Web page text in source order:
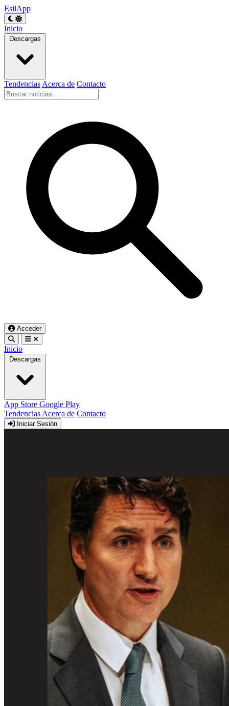
EsilApp
Inicio
Descargas
Tendencias Acerca de Contacto
Acceder
Inicio
Descargas
App Store Google Play
Tendencias Acerca de Contacto
Iniciar Sesión